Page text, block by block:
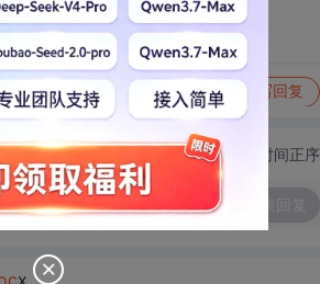
报 写回复
切换为时间正序
x